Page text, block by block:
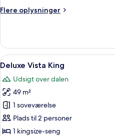
Flere oplysninger
Flere
Vista
One
Bedroom
Indlæs
alle
billeder
af
Deluxe
Vista
King
4
Deluxe Vista King
Udsigt over dalen
49 m²
1 soveværelse
Plads til 2 personer
1 kingsize-seng